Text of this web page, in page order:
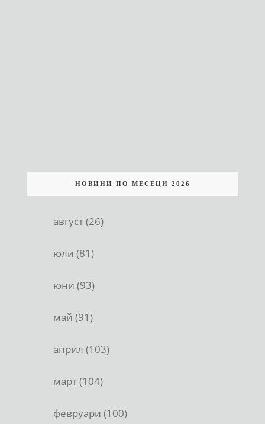
НОВИНИ ПО МЕСЕЦИ 2026
август (26)
юли (81)
юни (93)
май (91)
април (103)
март (104)
февруари (100)